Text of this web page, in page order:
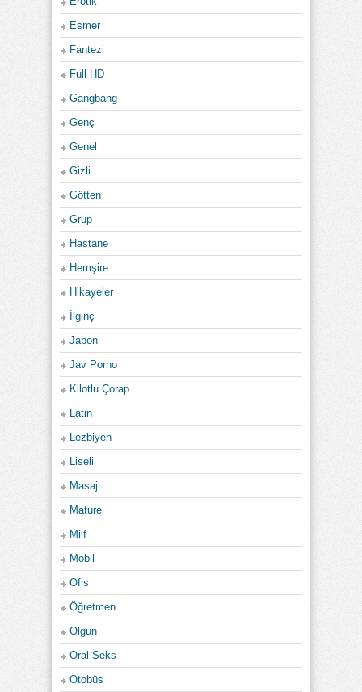
Esmer
Fantezi
Full HD
Gangbang
Genç
Genel
Gizli
Götten
Grup
Hastane
Hemşire
Hikayeler
İlginç
Japon
Jav Porno
Kilotlu Çorap
Latin
Lezbiyen
Liseli
Masaj
Mature
Milf
Mobil
Ofis
Öğretmen
Olgun
Oral Seks
Otobüs